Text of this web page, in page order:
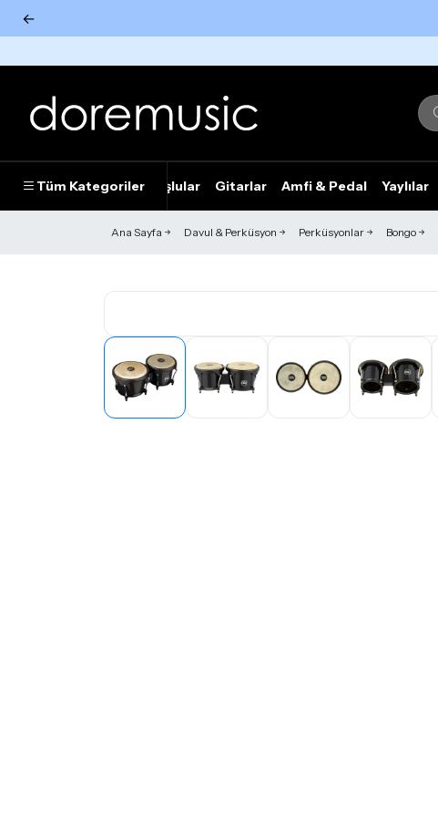
←
Tüm Kategoriler
Piyanolar Tuşlular Gitarlar Amfi & Pedal Yaylılar
Ana Sayfa Davul & Perküsyon Perküsyonlar Bongo
Tümünü Gör